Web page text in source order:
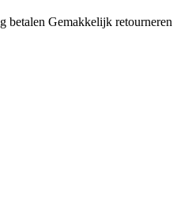
betalen Gemakkelijk retourneren